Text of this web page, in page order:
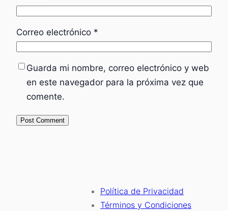
Correo electrónico *
Guarda mi nombre, correo electrónico y web
en este navegador para la próxima vez que
comente.
Política de Privacidad
Términos y Condiciones